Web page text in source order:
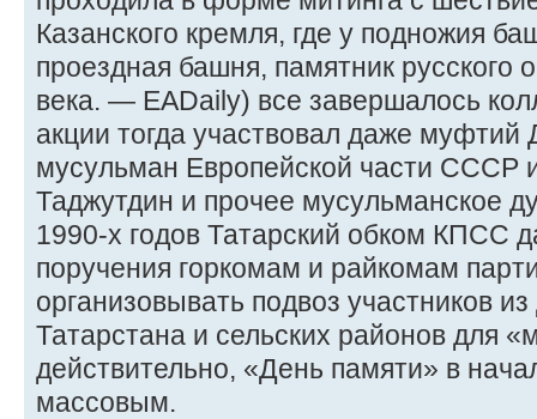
Казанского кремля, где у подножия
проездная башня, памятник русского
века. — EADaily) все завершалось
акции тогда участвовал даже муфтий
мусульман Европейской части СССР
Таджутдин и прочее мусульманское
1990-х годов Татарский обком КПСС
поручения горкомам и райкомам
организовывать подвоз участников из
Татарстана и сельских районов для
действительно, «День памяти» в
массовым.